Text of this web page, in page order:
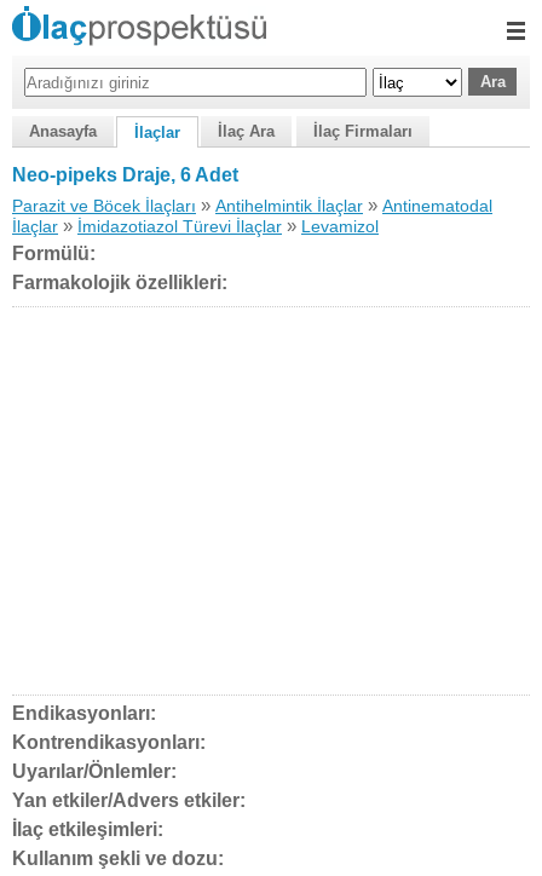
Anasayfa İlaçlar İlaç Ara İlaç Firmaları
Neo-pipeks Draje, 6 Adet
Parazit ve Böcek İlaçları » Antihelmintik İlaçlar » Antinematodal
İlaçlar » İmidazotiazol Türevi İlaçlar » Levamizol
Formülü:
Farmakolojik özellikleri:
Endikasyonları:
Kontrendikasyonları:
Uyarılar/Önlemler:
Yan etkiler/Advers etkiler:
İlaç etkileşimleri:
Kullanım şekli ve dozu: